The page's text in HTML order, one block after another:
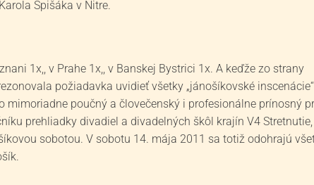
Spišáka v Nitre.
1x,, v Prahe 1x,, v Banskej Bystrici 1x. A keďže zo strany
požiadavka uvidieť všetky „jánošíkovské inscenácie“
mimoriadne poučný a človečenský i profesionálne prínosný
prehliadky divadiel a divadelných škôl krajín V4 Stretnutie,
sobotou. V sobotu 14. mája 2011 sa totiž odohrajú